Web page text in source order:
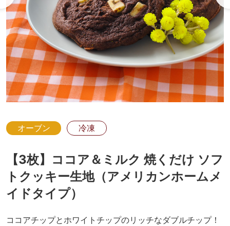
オーブン 冷凍
【3枚】ココア＆ミルク 焼くだけ ソフ
トクッキー生地（アメリカンホームメ
イドタイプ）
ココアチップとホワイトチップのリッチなダブルチップ！